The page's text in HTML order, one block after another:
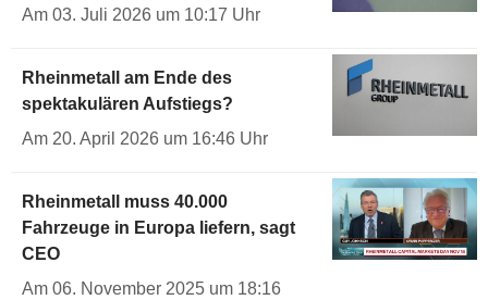
Am 03. Juli 2026 um 10:17 Uhr
Rheinmetall am Ende des
spektakulären Aufstiegs?
Am 20. April 2026 um 16:46 Uhr
Rheinmetall muss 40.000
Fahrzeuge in Europa liefern, sagt
CEO
Am 06. November 2025 um 18:16